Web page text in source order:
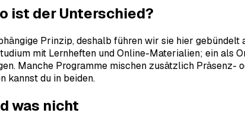
ist der Unterschied?
Prinzip, deshalb führen wir sie hier
mit Lernheften und Online-Materialien; ein als
Manche Programme mischen zusätzlich Präsenz-
kannst du in beiden.
was nicht